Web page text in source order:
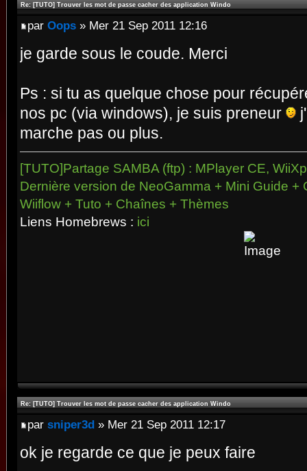
Re: [TUTO] Trouver les mot de passe cacher des application Windo
par Oops » Mer 21 Sep 2011 12:16
je garde sous le coude. Merci
Ps : si tu as quelque chose pour
nos pc (via windows), je suis preneur
marche pas ou plus.
[TUTO]Partage SAMBA (ftp) : MPlayer CE,
Dernière version de NeoGamma + Mini Guide +
Wiiflow + Tuto + Chaînes + Thèmes
Liens Homebrews : ici
Re: [TUTO] Trouver les mot de passe cacher des application Windo
par sniper3d » Mer 21 Sep 2011 12:17
ok je regarde ce que je peux faire